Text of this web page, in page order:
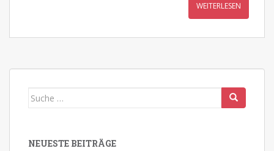
WEITERLESEN
Suche
NEUESTE BEITRÄGE